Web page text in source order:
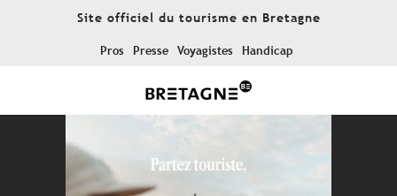
Site officiel du tourisme en Bretagne
Pros Presse Voyagistes Handicap